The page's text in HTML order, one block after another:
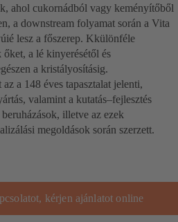
ahol cukornádból vagy keményítőből
a downstream folyamat során a Vita
lesz a főszerep. Kkülönféle
a lé kinyerésétől és
a kristályosításig.
a 148 éves tapasztalat jelenti,
valamint a kutatás–fejlesztés
illetve az ezek
megoldások során szerzett.
kérjen ajánlatot online